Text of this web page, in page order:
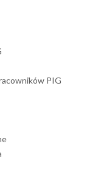
PIG